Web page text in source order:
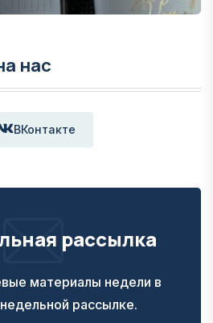
нас
ВКонтакте
рассылка
материалы недели в
рассылке.